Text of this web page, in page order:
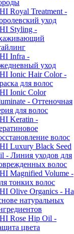
Royal Treatment -
уход
Styling -
Infra -
уход
Ionic Hair Color -
для волос
Ionic Color
- Оттеночная
для волос
Keratin -
волос
Luxury Black Seed
- Линия уходов для
волос
Magnified Volume -
тонких волос
Olive Organics - На
натуральных
Rose Hip Oil -
цвета